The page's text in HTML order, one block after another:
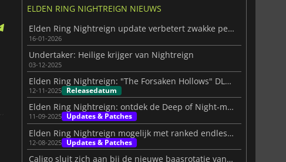
ELDEN RING NIGHTREIGN NIEUWS
Elden Ring Nightreign update verbetert zwakke personages en balans
16-01-2026
Undertaker: Heilige krijger van Nightreign
03-12-2025
Elden Ring Nightreign: "The Forsaken Hollows" DLC arriveert 4 december
12-11-2025 Releasedatum
Elden Ring Nightreign: ontdek de Deep of Night-modus
11-09-2025 Updates & Patches
Elden Ring Nightreign mogelijk met ranked endless mode
12-08-2025 Updates & Patches
Caligo sluit zich aan bij de nieuwe baasrotatie van Elden Ring: Nightreign